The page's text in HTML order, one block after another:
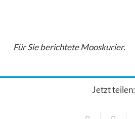
Für Sie berichtete Mooskurier.
Jetzt teilen: